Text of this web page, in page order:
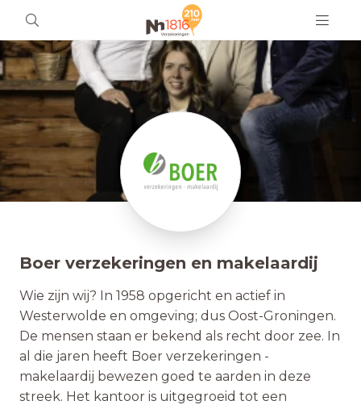
Boer verzekeringen en makelaardij
Wie zijn wij? In 1958 opgericht en actief in
Westerwolde en omgeving; dus Oost-Groningen.
De mensen staan er bekend als recht door zee. In
al die jaren heeft Boer verzekeringen -
makelaardij bewezen goed te aarden in deze
streek. Het kantoor is uitgegroeid tot een